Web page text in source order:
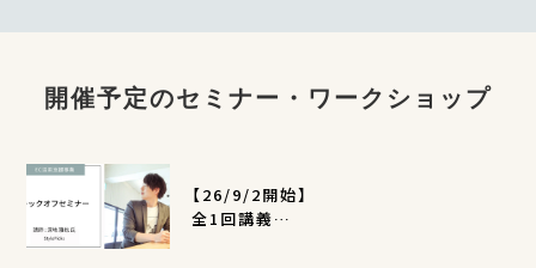
開催予定のセミナー・ワークショップ
【26/9/2開始】
全1回講義